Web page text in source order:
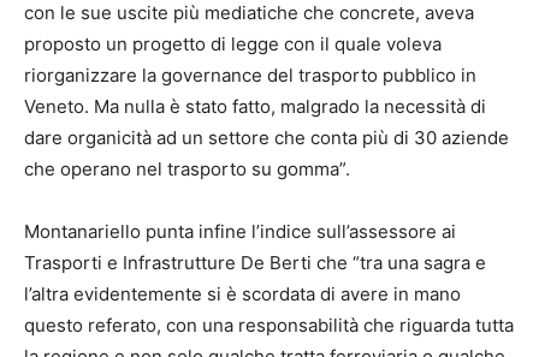
con le sue uscite più mediatiche che concrete, aveva
proposto un progetto di legge con il quale voleva
riorganizzare la governance del trasporto pubblico in
Veneto. Ma nulla è stato fatto, malgrado la necessità di
dare organicità ad un settore che conta più di 30 aziende
che operano nel trasporto su gomma”.
Montanariello punta infine l’indice sull’assessore ai
Trasporti e Infrastrutture De Berti che “tra una sagra e
l’altra evidentemente si è scordata di avere in mano
questo referato, con una responsabilità che riguarda tutta